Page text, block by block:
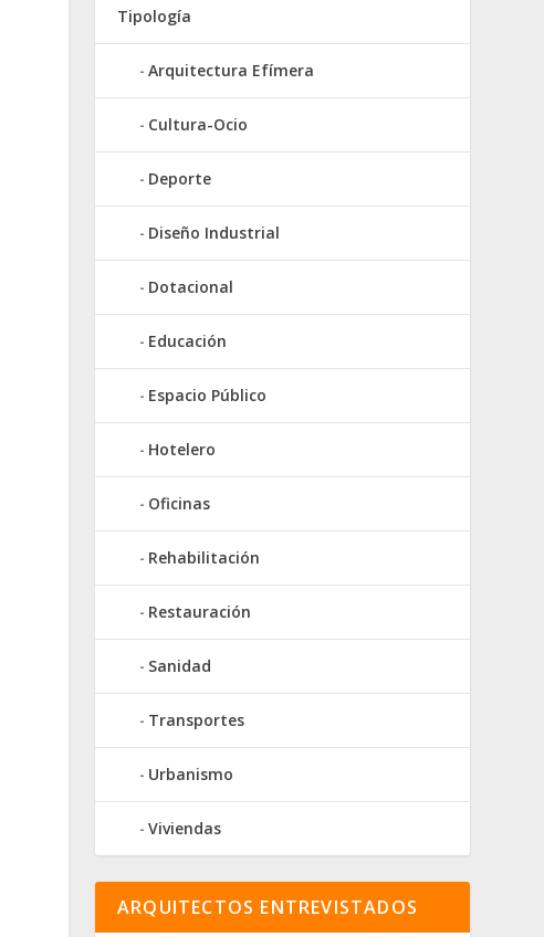
Tipología
Arquitectura Efímera
Cultura-Ocio
Deporte
Diseño Industrial
Dotacional
Educación
Espacio Público
Hotelero
Oficinas
Rehabilitación
Restauración
Sanidad
Transportes
Urbanismo
Viviendas
ARQUITECTOS ENTREVISTADOS